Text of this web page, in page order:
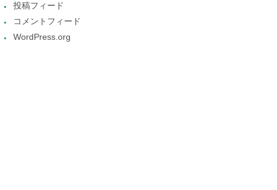
投稿フィード
コメントフィード
WordPress.org